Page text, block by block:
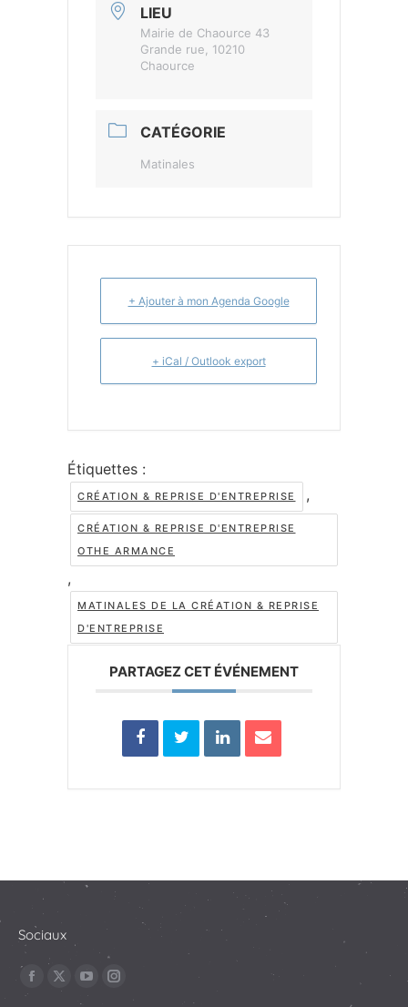
LIEU
Mairie de Chaource 43
Grande rue, 10210
Chaource
CATÉGORIE
Matinales
+ Ajouter à mon Agenda Google
+ iCal / Outlook export
Étiquettes :
CRÉATION & REPRISE D'ENTREPRISE ,
CRÉATION & REPRISE D'ENTREPRISE
OTHE ARMANCE
,
MATINALES DE LA CRÉATION & REPRISE
D'ENTREPRISE
PARTAGEZ CET ÉVÉNEMENT
Sociaux
Trouvez nous sur :
La
La
La
La